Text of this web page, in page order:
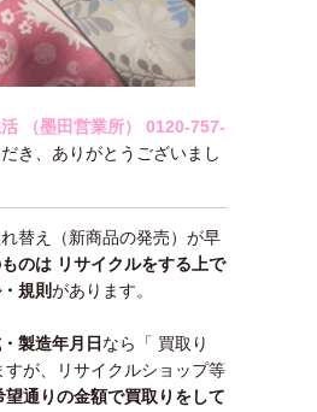
（墨田営業所）
0120-757-
き、ありがとうございまし
替え（新商品の発売）が早
ものは リサイクルをする上で
規則があります。
製造年月日 なら「 買取り
すが、リサイクルショップ等
望通りの金額で買取りをして